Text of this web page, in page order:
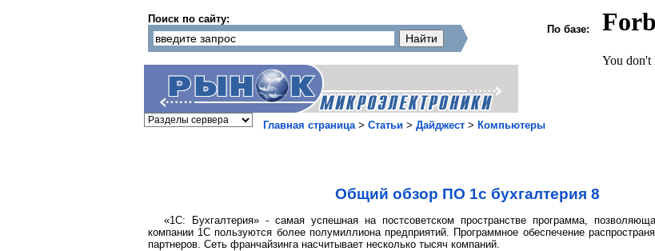
Поиск по сайту:
По базе:
Главная страница> Статьи > Дайджест > Компьютеры
Общий обзор ПО 1с бухгалтерия 8
«1С: Бухгалтерия» - самая успешная на постсоветском пространстве программа,
компании 1С пользуются более полумиллиона предприятий. Программное обеспечение
партнеров. Сеть франчайзинга насчитывает несколько тысяч компаний.